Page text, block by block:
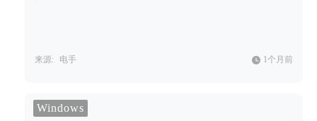
来源: 电手 1个月前
Windows